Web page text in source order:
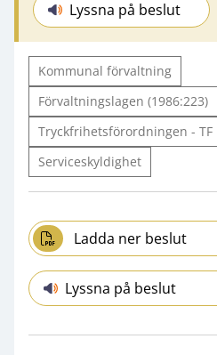
Lyssna på beslut
Kommunal förvaltning
Förvaltningslagen (1986:223)
Tryckfrihetsförordningen - TF
Serviceskyldighet
Ladda ner beslut
Lyssna på beslut